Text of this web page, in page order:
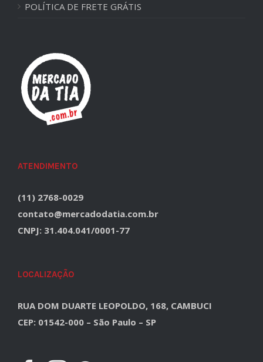
POLÍTICA DE FRETE GRÁTIS
ATENDIMENTO
(11) 2768-0029
contato@mercadodatia.com.br
CNPJ: 31.404.041/0001-77
LOCALIZAÇÃO
RUA DOM DUARTE LEOPOLDO, 168, CAMBUCI
CEP: 01542-000 – São Paulo – SP